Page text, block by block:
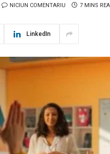
NICIUN COMENTARIU 7 MINS
LinkedIn